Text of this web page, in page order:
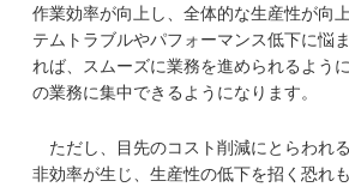
作業効率が向上し、全体的な生産性が向
テムトラブルやパフォーマンス低下に悩
れば、スムーズに業務を進められるよう
の業務に集中できるようになります。
ただし、目先のコスト削減にとらわれ
非効率が生じ、生産性の低下を招く恐れ